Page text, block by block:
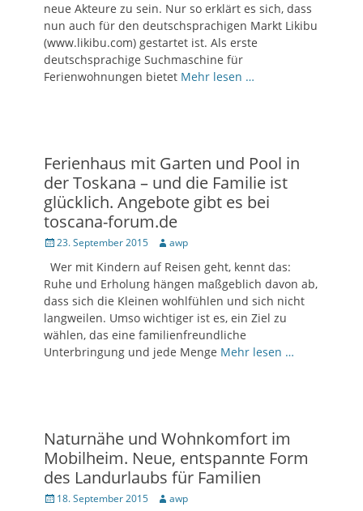
neue Akteure zu sein. Nur so erklärt es sich, dass
nun auch für den deutschsprachigen Markt Likibu
(www.likibu.com) gestartet ist. Als erste
deutschsprachige Suchmaschine für
Ferienwohnungen bietet Mehr lesen …
Ferienhaus mit Garten und Pool in
der Toskana – und die Familie ist
glücklich. Angebote gibt es bei
toscana-forum.de
Posted
23. September 2015 Author
awp
Wer mit Kindern auf Reisen geht, kennt das:
Ruhe und Erholung hängen maßgeblich davon ab,
dass sich die Kleinen wohlfühlen und sich nicht
langweilen. Umso wichtiger ist es, ein Ziel zu
wählen, das eine familienfreundliche
Unterbringung und jede Menge Mehr lesen …
Naturnähe und Wohnkomfort im
Mobilheim. Neue, entspannte Form
des Landurlaubs für Familien
Posted
18. September 2015 Author
awp